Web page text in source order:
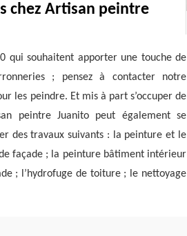
chez Artisan peintre
qui souhaitent apporter une touche de
; pensez à contacter notre
les peindre. Et mis à part s’occuper de
peintre Juanito peut également se
des travaux suivants : la peinture et le
façade ; la peinture bâtiment intérieur
; l’hydrofuge de toiture ; le nettoyage